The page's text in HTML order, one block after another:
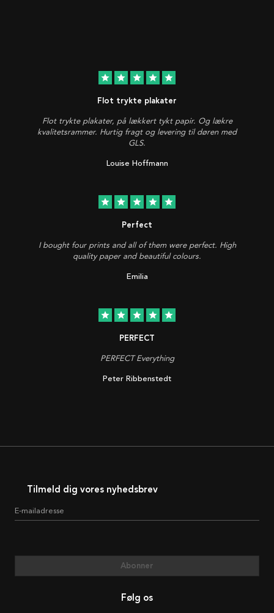
star star star star star
Flot trykte plakater
Flot trykte plakater, på lækkert tykt papir. Og lækre
kvalitetsrammer. Hurtig fragt og levering til døren med
GLS.
Louise Hoffmann
star star star star star
Perfect
I bought four prints and all of them were perfect. High
quality paper and beautiful colours.
Emilia
star star star star star
PERFECT
PERFECT Everything
Peter Ribbenstedt
Tilmeld dig vores nyhedsbrev
E-mailadresse
Abonner
Følg os